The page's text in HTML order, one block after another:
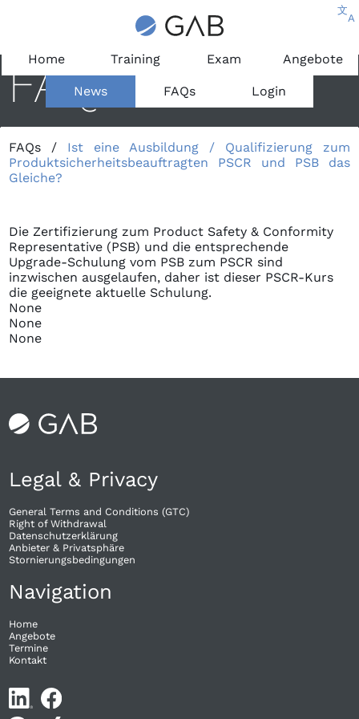
文
A
Home Training Exam Angebote
News FAQs Login
FAQ
FAQs / Ist eine Ausbildung / Qualifizierung zum
Produktsicherheitsbeauftragten PSCR und PSB das
Gleiche?
Die Zertifizierung zum Product Safety & Conformity
Representative (PSB) und die entsprechende
Upgrade-Schulung vom PSB zum PSCR sind
inzwischen ausgelaufen, daher ist dieser PSCR-Kurs
die geeignete aktuelle Schulung.
None
None
None
Legal & Privacy
General Terms and Conditions (GTC)
Right of Withdrawal​
Datenschutzerklärung
Anbieter & Privatsphäre
Stornierungsbedingungen
Navigation
Home
Angebote
Termine
Kontakt